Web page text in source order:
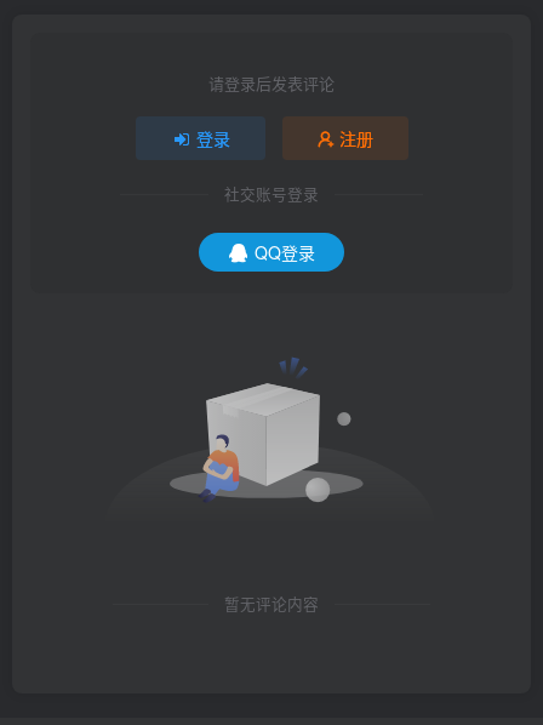
请登录后发表评论
登录 注册
社交账号登录
QQ登录
暂无评论内容